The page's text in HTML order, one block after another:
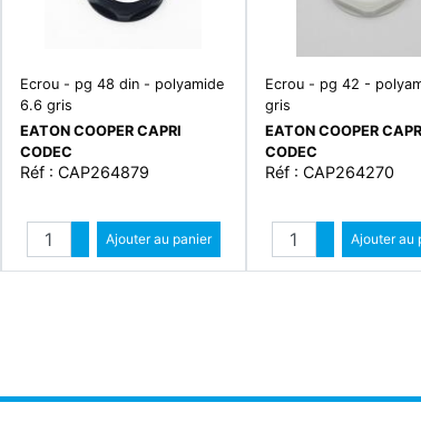
Ecrou - pg 48 din - polyamide
6.6 gris
EATON COOPER CAPRI
CODEC
Réf : CAP264879
Quantité
Augmenter quantité
Diminuer quantité
Ajouter au panier
Ecrou - pg 42 -
gris
EATON COOPER
CODEC
Réf : CAP264270
Augmenter
Diminuer
Ajouter au